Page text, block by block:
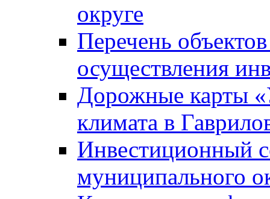
округе
Перечень
осуществления
Дорожные карты
климата в
Инвестиционный
муниципального